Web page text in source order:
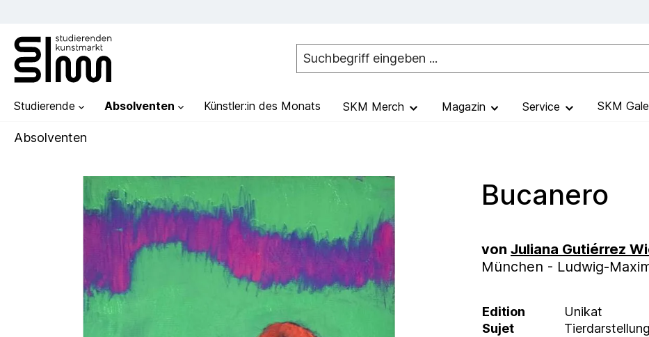
Studierende Absolventen Künstler:in des Monats SKM Merch Magazin Service SKM
Absolventen
Bucanero
von Juliana Gutiérrez
München - Ludwig-
Edition
Unikat
Sujet